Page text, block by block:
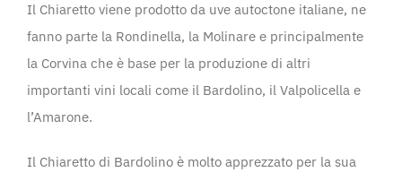
Il Chiaretto viene prodotto da uve autoctone italiane, ne
fanno parte la Rondinella, la Molinare e principalmente
la Corvina che è base per la produzione di altri
importanti vini locali come il Bardolino, il Valpolicella e
l’Amarone.
Il Chiaretto di Bardolino è molto apprezzato per la sua